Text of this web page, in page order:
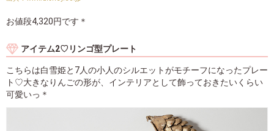
お値段4,320円です＊
アイテム2♡リンゴ型プレート
こちらは白雪姫と7人の小人のシルエットがモチーフになったプレー
ト♡大きなりんごの形が、インテリアとして飾っておきたいくらい
可愛いっ＊